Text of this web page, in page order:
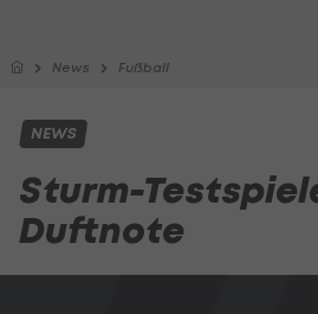
News Fußball
NEWS
Sturm-
Duftnote